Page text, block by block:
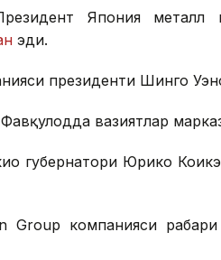
Япония металл
эди.
президенти Шинго
вазиятлар
губернатори Юрико
Group компанияси